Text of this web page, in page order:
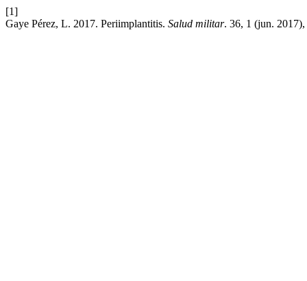
[1]
Gaye Pérez, L. 2017. Periimplantitis. Salud militar. 36, 1 (jun.